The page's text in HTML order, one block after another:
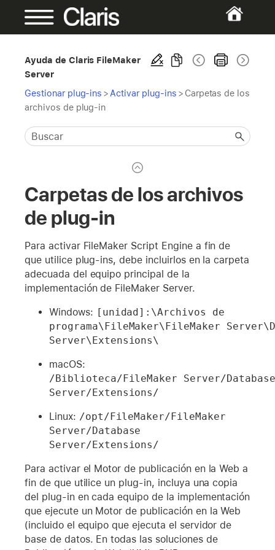
Ayuda de Claris FileMaker
Server
Gestionar plug-ins > Activar plug-ins > Carpetas de los
archivos de plug-in
Carpetas de los archivos
de plug-in
Para activar FileMaker Script Engine a fin de
que utilice plug-ins, debe incluirlos en la carpeta
adecuada del equipo principal de la
implementación de FileMaker Server.
Windows: [unidad]:\Archivos de
programa\FileMaker\FileMaker
Server\Extensions\
macOS:
/Biblioteca/FileMaker Server/Database
Server/Extensions/
Linux: /opt/FileMaker/FileMaker
Server/Database
Server/Extensions/
Para activar el Motor de publicación en la Web a
fin de que utilice un plug-in, incluya una copia
del plug-in en cada equipo de la implementación
que ejecute un Motor de publicación en la Web
(incluido el equipo que ejecuta el servidor de
base de datos. En todas las soluciones de